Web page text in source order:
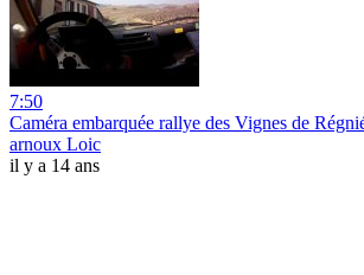
7:50
Caméra embarquée rallye des Vignes de
arnoux Loic
il y a 14 ans